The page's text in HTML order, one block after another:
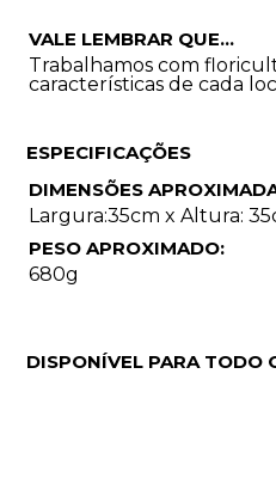
VALE LEMBRAR QUE...
Trabalhamos com
características de cada
ESPECIFICAÇÕES
DIMENSÕES
Largura:35cm x Altura:
PESO APROXIMADO:
680g
DISPONÍVEL PARA TODO